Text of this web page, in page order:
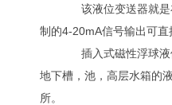
该液位变送器就是在
制的4-20mA信号输出可
插入式磁性浮球液位变
地下槽，池，高层水箱的
所。